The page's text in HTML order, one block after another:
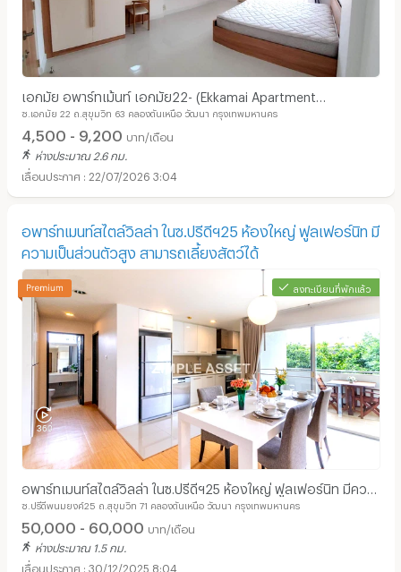
เอกมัย อพาร์ทเม้นท์ เอกมัย22- (Ekkamai Apartment
Ekkamai22-Thonglor-Sukhumvit63-BTS)
ซ.เอกมัย 22 ถ.สุขุมวิท 63 คลองตันเหนือ วัฒนา กรุงเทพมหานคร
4,500 - 9,200 บาท/เดือน
ห่างประมาณ 2.6 กม.
22/07/2026 3:04
อพาร์ทเมนท์สไตล์วิลล่า ในซ.ปรีดีฯ25 ห้องใหญ่ ฟูลเฟอร์นิท มี
ความเป็นส่วนตัวสูง สามารถเลี้ยงสัตว์ได้
ลงทะเบียนที่พักแล้ว
อพาร์ทเมนท์สไตล์วิลล่า ในซ.ปรีดีฯ25 ห้องใหญ่ ฟูลเฟอร์นิท มีความ
เป็นส่วนตัวสูง สามารถเลี้ยงสัตว์ได้
ซ.ปรีดีพนมยงค์25 ถ.สุขุมวิท 71 คลองตันเหนือ วัฒนา กรุงเทพมหานคร
50,000 - 60,000 บาท/เดือน
ห่างประมาณ 1.5 กม.
30/12/2025 8:04